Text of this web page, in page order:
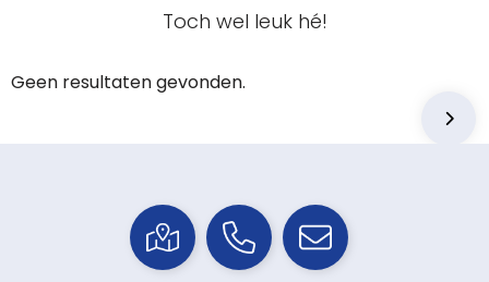
Toch wel leuk hé!
Geen resultaten gevonden.